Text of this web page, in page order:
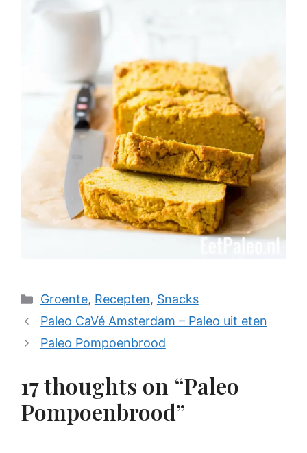
Categories
Groente, Recepten, Snacks
Paleo CaVé Amsterdam – Paleo uit eten
Paleo Pompoenbrood
17 thoughts on “Paleo
Pompoenbrood”